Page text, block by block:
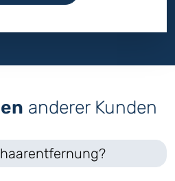
anderer Kunden